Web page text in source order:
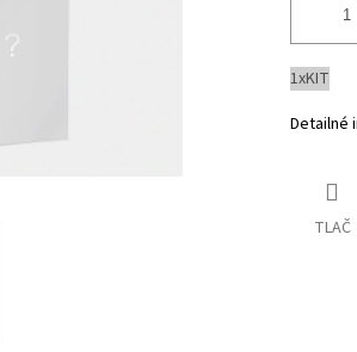
1xKIT
Detailné
TLAČ